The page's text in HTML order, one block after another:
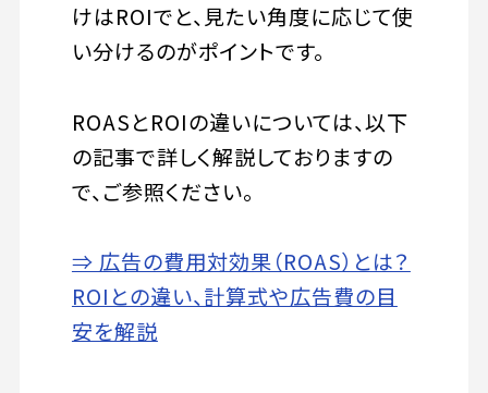
けはROIでと、見たい角度に応じて使
い分けるのがポイントです。
ROASとROIの違いについては、以下
の記事で詳しく解説しておりますの
で、ご参照ください。
⇒ 広告の費用対効果（ROAS）とは？
ROIとの違い、計算式や広告費の目
安を解説